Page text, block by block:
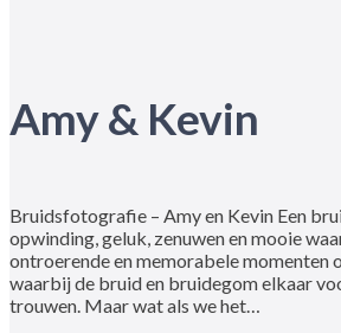
Amy & Kevin
Bruidsfotografie – Amy en Kevin Een
opwinding, geluk, zenuwen en mooie
ontroerende en memorabele momenten
waarbij de bruid en bruidegom elkaar
trouwen. Maar wat als we het…